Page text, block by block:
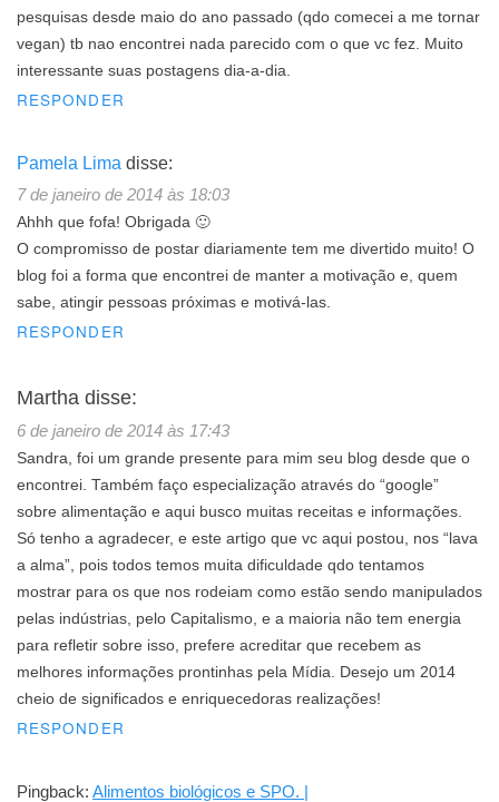
pesquisas desde maio do ano passado (qdo comecei a me tornar
vegan) tb nao encontrei nada parecido com o que vc fez. Muito
interessante suas postagens dia-a-dia.
RESPONDER
Pamela Lima disse:
7 de janeiro de 2014 às 18:03
Ahhh que fofa! Obrigada 🙂
O compromisso de postar diariamente tem me divertido muito! O
blog foi a forma que encontrei de manter a motivação e, quem
sabe, atingir pessoas próximas e motivá-las.
RESPONDER
Martha disse:
6 de janeiro de 2014 às 17:43
Sandra, foi um grande presente para mim seu blog desde que o
encontrei. Também faço especialização através do “google”
sobre alimentação e aqui busco muitas receitas e informações.
Só tenho a agradecer, e este artigo que vc aqui postou, nos “lava
a alma”, pois todos temos muita dificuldade qdo tentamos
mostrar para os que nos rodeiam como estão sendo manipulados
pelas indústrias, pelo Capitalismo, e a maioria não tem energia
para refletir sobre isso, prefere acreditar que recebem as
melhores informações prontinhas pela Mídia. Desejo um 2014
cheio de significados e enriquecedoras realizações!
RESPONDER
Pingback: Alimentos biológicos e SPO. |